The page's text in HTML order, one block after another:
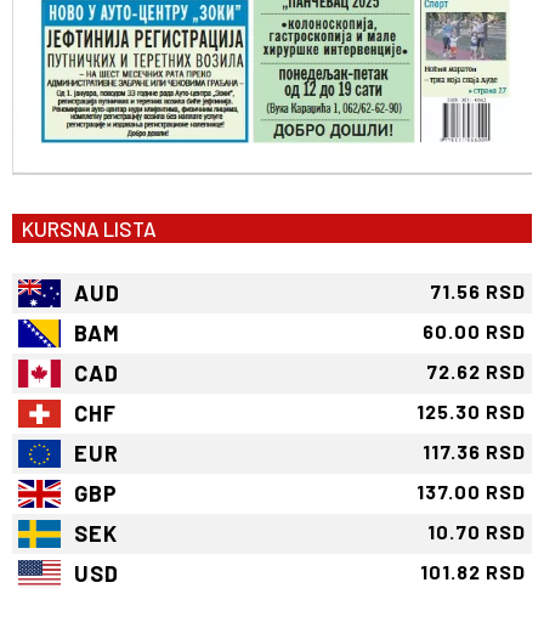
KURSNA LISTA
AUD 71.56 RSD
BAM 60.00 RSD
CAD 72.62 RSD
CHF 125.30 RSD
EUR 117.36 RSD
GBP 137.00 RSD
SEK 10.70 RSD
USD 101.82 RSD